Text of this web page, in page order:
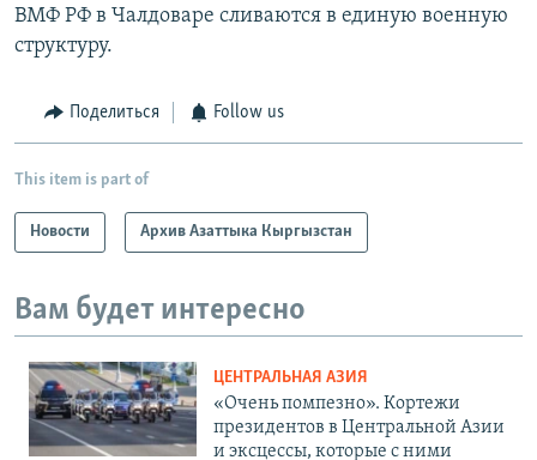
ВМФ РФ в Чалдоваре сливаются в единую военную
структуру.
Поделиться Follow us
This item is part of
Новости Архив Азаттыка Кыргызстан
Вам будет интересно
ЦЕНТРАЛЬНАЯ АЗИЯ
«Очень помпезно». Кортежи
президентов в Центральной Азии
и эксцессы, которые с ними